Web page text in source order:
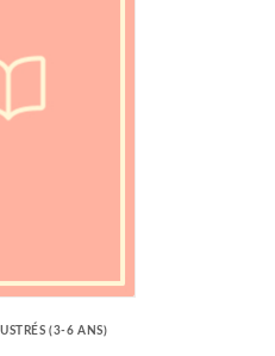
(3-6 ANS)